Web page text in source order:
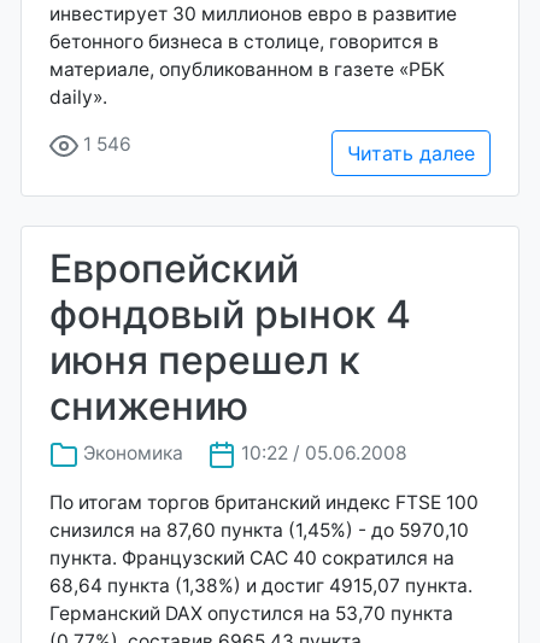
инвестирует 30 миллионов евро в развитие
бетонного бизнеса в столице, говорится в
материале, опубликованном в газете «РБК
daily».
1 546 Читать далее
Европейский
фондовый рынок 4
июня перешел к
снижению
Экономика 10:22 / 05.06.2008
По итогам торгов британский индекс FTSE 100
снизился на 87,60 пункта (1,45%) - до 5970,10
пункта. Французский CAC 40 сократился на
68,64 пункта (1,38%) и достиг 4915,07 пункта.
Германский DAX опустился на 53,70 пункта